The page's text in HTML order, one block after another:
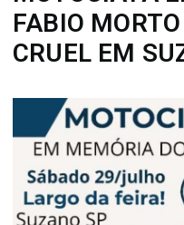
FABIO
CRUEL EM